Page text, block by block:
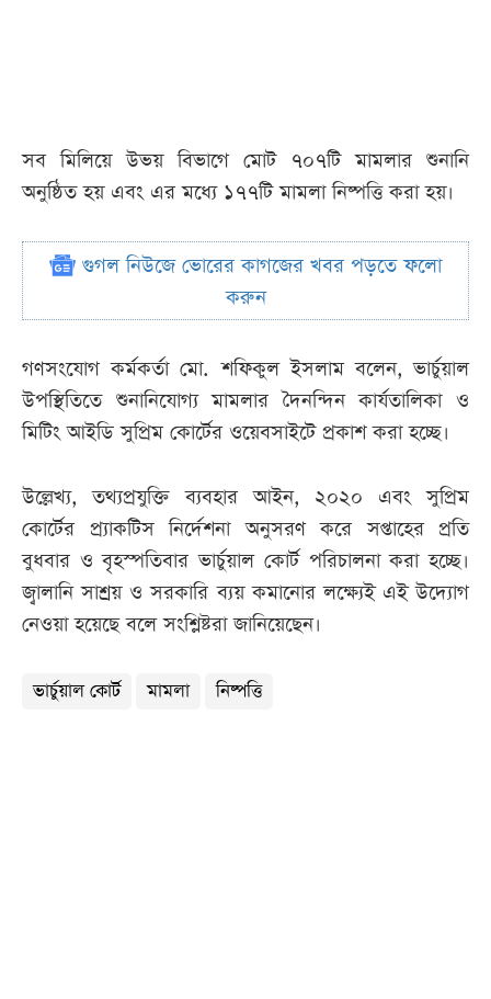
সব মিলিয়ে উভয় বিভাগে মোট ৭০৭টি মামলার শুনানি
অনুষ্ঠিত হয় এবং এর মধ্যে ১৭৭টি মামলা নিষ্পত্তি করা হয়।
গুগল নিউজে ভোরের কাগজের খবর পড়তে ফলো
করুন
গণসংযোগ কর্মকর্তা মো. শফিকুল ইসলাম বলেন, ভার্চুয়াল
উপস্থিতিতে শুনানিযোগ্য মামলার দৈনন্দিন কার্যতালিকা ও
মিটিং আইডি সুপ্রিম কোর্টের ওয়েবসাইটে প্রকাশ করা হচ্ছে।
উল্লেখ্য, তথ্যপ্রযুক্তি ব্যবহার আইন, ২০২০ এবং সুপ্রিম
কোর্টের প্র্যাকটিস নির্দেশনা অনুসরণ করে সপ্তাহের প্রতি
বুধবার ও বৃহস্পতিবার ভার্চুয়াল কোর্ট পরিচালনা করা হচ্ছে।
জ্বালানি সাশ্রয় ও সরকারি ব্যয় কমানোর লক্ষ্যেই এই উদ্যোগ
নেওয়া হয়েছে বলে সংশ্লিষ্টরা জানিয়েছেন।
ভার্চুয়াল কোর্ট মামলা নিষ্পত্তি